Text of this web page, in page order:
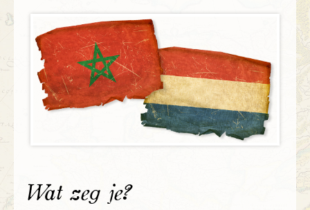
Wat zeg je?